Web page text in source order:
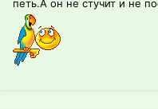
петь.А он не стучит и не